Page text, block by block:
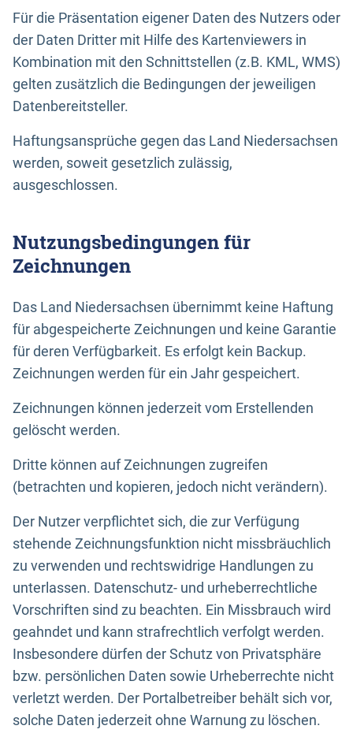
Für die Präsentation eigener Daten des Nutzers oder
der Daten Dritter mit Hilfe des Kartenviewers in
Kombination mit den Schnittstellen (z.B. KML, WMS)
gelten zusätzlich die Bedingungen der jeweiligen
Datenbereitsteller.
Haftungsansprüche gegen das Land Niedersachsen
werden, soweit gesetzlich zulässig,
ausgeschlossen.
Nutzungsbedingungen für
Zeichnungen
Das Land Niedersachsen übernimmt keine Haftung
für abgespeicherte Zeichnungen und keine Garantie
für deren Verfügbarkeit. Es erfolgt kein Backup.
Zeichnungen werden für ein Jahr gespeichert.
Zeichnungen können jederzeit vom Erstellenden
gelöscht werden.
Dritte können auf Zeichnungen zugreifen
(betrachten und kopieren, jedoch nicht verändern).
Der Nutzer verpflichtet sich, die zur Verfügung
stehende Zeichnungsfunktion nicht missbräuchlich
zu verwenden und rechtswidrige Handlungen zu
unterlassen. Datenschutz- und urheberrechtliche
Vorschriften sind zu beachten. Ein Missbrauch wird
geahndet und kann strafrechtlich verfolgt werden.
Insbesondere dürfen der Schutz von Privatsphäre
bzw. persönlichen Daten sowie Urheberrechte nicht
verletzt werden. Der Portalbetreiber behält sich vor,
solche Daten jederzeit ohne Warnung zu löschen.